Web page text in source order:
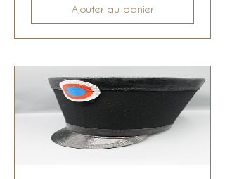
Ajouter au panier